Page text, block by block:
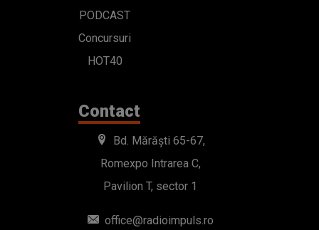
PODCAST
Concursuri
HOT40
Contact
Bd. Mărăști 65-67,
Romexpo Intrarea C,
Pavilion T, sector 1
office@radioimpuls.ro